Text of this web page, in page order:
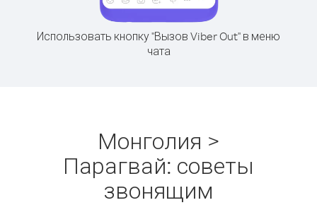
Использовать кнопку "Вызов Viber Out" в меню
чата
Монголия >
Парагвай: советы
звонящим